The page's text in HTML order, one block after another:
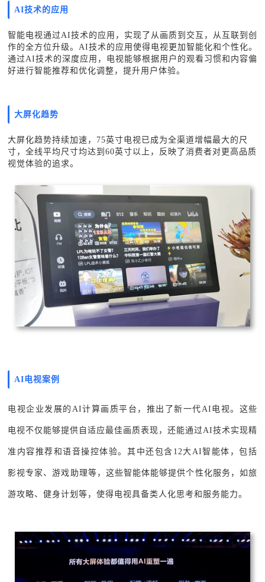
AI技术的应用
智能电视通过AI技术的应用，实现了从画质到交互，从互联到创
作的全方位升级。AI技术的应用使得电视更加智能化和个性化。
通过AI技术的深度应用，电视能够根据用户的观看习惯和内容偏
好进行智能推荐和优化调整，提升用户体验。
大屏化趋势
大屏化趋势持续加速， 75英寸电视已成为全渠道增幅最大的尺
寸，全线平均尺寸均达到60英寸以上，反映了消费者对更高品质
视觉体验的追求。
AI电视案例
电视企业发展的AI计算画质平台，推出了新一代AI电视。这些
电视不仅能够提供自适应最佳画质表现，还能通过AI技术实现精
准内容推荐和语音操控体验。其中还包含12大AI智能体，包括
影视专家、游戏助理等，这些智能体能够提供个性化服务，如旅
游攻略、健身计划等，使得电视具备类人化思考和服务能力。